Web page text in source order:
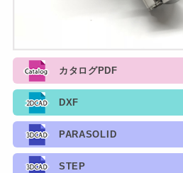
カタログPDF
DXF
PARASOLID
STEP